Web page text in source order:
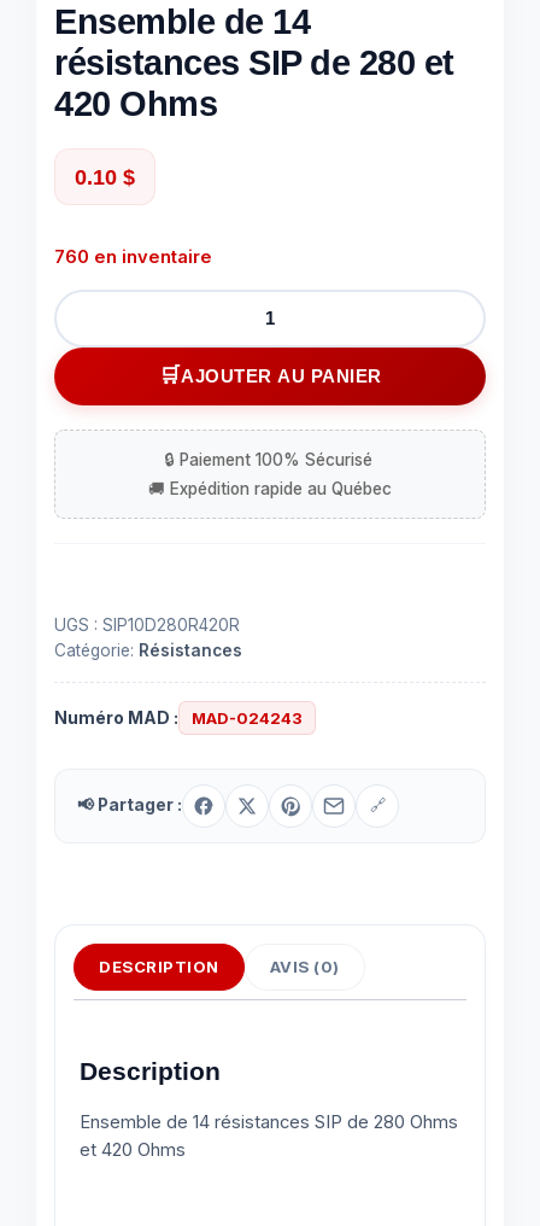
Ensemble de 14
résistances SIP de 280 et
420 Ohms
0.10 $
760 en inventaire
quantité
de
Ensemble
de
résistances
SIP
de
Ohms
AJOUTER AU PANIER
UGS : SIP10D280R420R
Catégorie: Résistances
Numéro MAD : MAD-024243
📢 Partager : 🔗
DESCRIPTION AVIS (0)
Description
Ensemble de 14 résistances SIP de 280 Ohms
et 420 Ohms